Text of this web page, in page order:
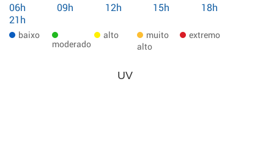
06h 09h 12h 15h
18h
21h
baixo
moderado
alto
muito
alto
extremo
UV